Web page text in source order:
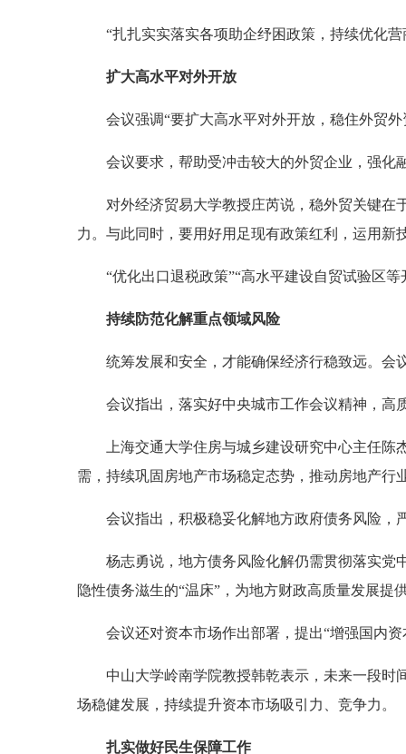
“扎扎实实落实各项助企纾困政策，持续优化
扩大高水平对外开放
会议强调“要扩大高水平对外开放，稳住外贸
会议要求，帮助受冲击较大的外贸企业，强化
对外经济贸易大学教授庄芮说，稳外贸关键在
力。与此同时，要用好用足现有政策红利，运用
“优化出口退税政策”“高水平建设自贸试验区
持续防范化解重点领域风险
统筹发展和安全，才能确保经济行稳致远。会
会议指出，落实好中央城市工作会议精神，高
上海交通大学住房与城乡建设研究中心主任
需，持续巩固房地产市场稳定态势，推动房地产
会议指出，积极稳妥化解地方政府债务风险，
杨志勇说，地方债务风险化解仍需贯彻落实党
隐性债务滋生的“温床”，为地方财政高质量发展提
会议还对资本市场作出部署，提出“增强国内
中山大学岭南学院教授韩乾表示，未来一段
场稳健发展，持续提升资本市场吸引力、竞争力。
扎实做好民生保障工作